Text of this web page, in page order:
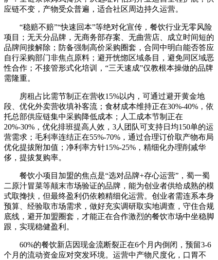
应链不变，产物受众普遍，适合社区周边持久运营。
“稳赔不赔”“快速回本”等绝对化宣传，餐饮行业无零风险
项目；无天分品牌，无商务部存案、无曲营店、成立时间短的
品牌间接解除；防备强制高价采购圈套，合同中明白能否答应
自行采购部门非焦点原料；避开恍惚区域条目，避免同区域恶
性合作；不接管形式化培训，“三天速成”仅教根本操做的品牌
需隆重。
房租占比需节制正在营收15%以内，可通过避开黄金地
段、优化外卖营收填补客流；食材成本维持正在30%-40%，依
托总部供应链集中采购降低成本；人工成本节制正在
20%-30%，优化排班提高人效，3人团队可支持日均150单的运
营需求；毛利率连结正在55%-70%，通过合理订价取产物布局
优化提拔附加值；净利率方针15%-25%，精细化办理削减华
侈，提拔复购率。
餐饮小项目加盟的焦点是“选对品牌+存心运营”，蜀一蜀
二原汁冒菜等颠末市场验证的品牌，能为创业者供给成熟的模
式取搀扶，但最终盈利仍依赖精细化运营。创业者需连系本身
预算、经验取市场需求，做好充实调研取实地调查，守住合规
底线，避开加盟圈套，才能正在合作激烈的餐饮市场中坐稳脚
跟，实现稳健盈利。
60%的餐饮新店因现金流断裂正在6个月内倒闭，预留3-6
个月的流动资金应对突发环境。运营中产物尺度化，口胃不